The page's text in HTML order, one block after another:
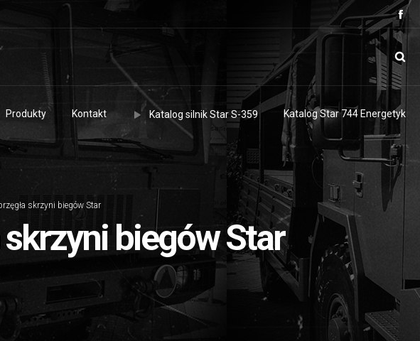
Produkty Kontakt Katalog silnik Star S-359 Katalog Star 744 Energetyk
skrzyni biegów Star
biegów Star